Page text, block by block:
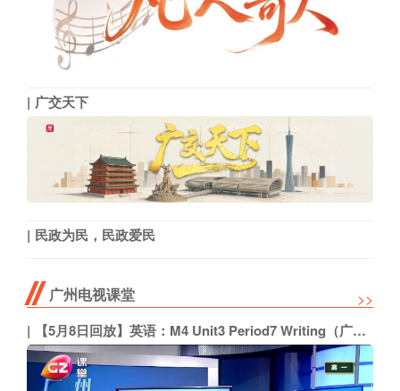
广交天下
民政为民，民政爱民
广州电视课堂 >>
【5月8日回放】英语：M4 Unit3 Period7 Writing（广州外国语学校 陈丽芳）